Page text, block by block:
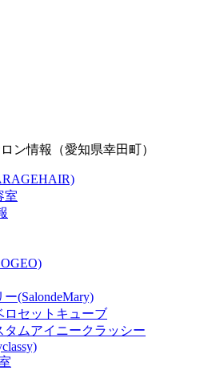
ン情報（愛知県幸田町）
室
(SalondeMary)
ロセットキューブ
ムアイニークラッシー